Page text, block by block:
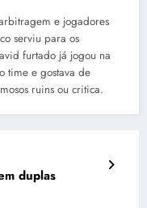
e jogadores
serviu para os
furtado já jogou na
time e gostava de
ruins ou critica.
duplas